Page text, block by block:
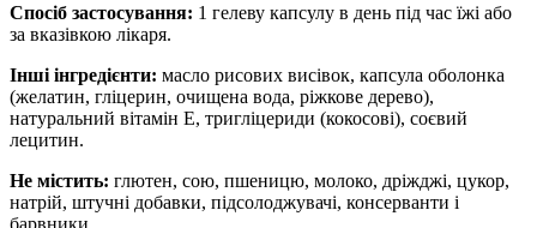
Спосіб застосування: 1 гелеву капсулу в день під час їжі або
за вказівкою лікаря.
Інші інгредієнти: масло рисових висівок, капсула оболонка
(желатин, гліцерин, очищена вода, ріжкове дерево),
натуральний вітамін Е, тригліцериди (кокосові), соєвий
лецитин.
Не містить: глютен, сою, пшеницю, молоко, дріжджі, цукор,
натрій, штучні добавки, підсолоджувачі, консерванти і
барвники.